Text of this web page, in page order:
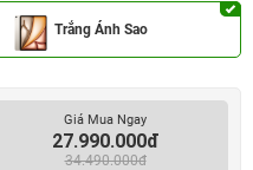
Trắng Ánh Sao
Giá Mua Ngay
27.990.000đ
34.490.000đ